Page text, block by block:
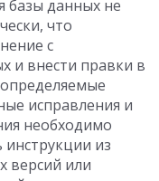
базы данных не
что
с
и внести правки в
исправления и
необходимо
из
версий или